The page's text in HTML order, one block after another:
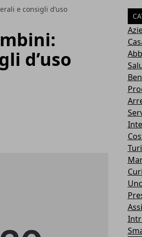
e consigli d’uso
d’uso